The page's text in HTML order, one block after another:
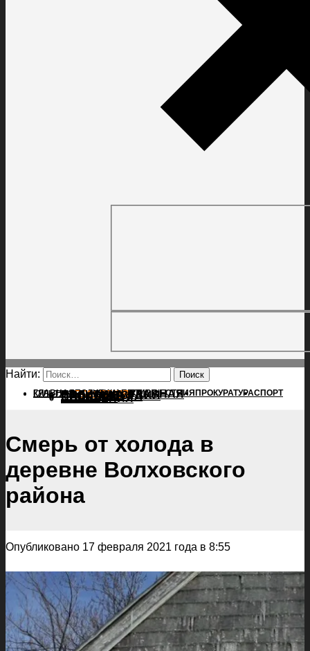
Найти:
ГЛАВНАЯПОЛИТИКАПРОИСШЕСТВИЯ ПРОКУРАТУРАСПОРТ
КУЛЬТУРАПОСЕЛЕНИЯГЛАВНАЯ
ПОЛИТИКА
ПРОИСШЕСТВИЯ
ПРОКУРАТУРА
СПОРТ
КУЛЬТУРА
ПОСЕЛЕНИЯ
Смерь от холода в
деревне Волховского
района
Опубликовано 17 февраля 2021 года в 8:55